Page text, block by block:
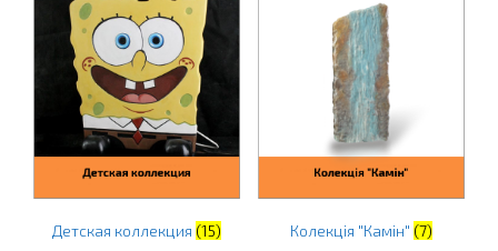
Детская коллекция (15) Колекція "Камін" (7)